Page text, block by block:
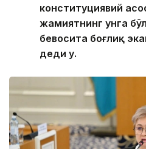
конституциявий
жамиятнинг унга
бевосита боғлиқ
деди у.